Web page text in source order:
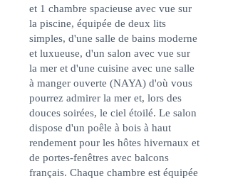
et 1 chambre spacieuse avec vue sur
la piscine, équipée de deux lits
simples, d'une salle de bains moderne
et luxueuse, d'un salon avec vue sur
la mer et d'une cuisine avec une salle
à manger ouverte (NAYA) d'où vous
pourrez admirer la mer et, lors des
douces soirées, le ciel étoilé. Le salon
dispose d'un poêle à bois à haut
rendement pour les hôtes hivernaux et
de portes-fenêtres avec balcons
français. Chaque chambre est équipée